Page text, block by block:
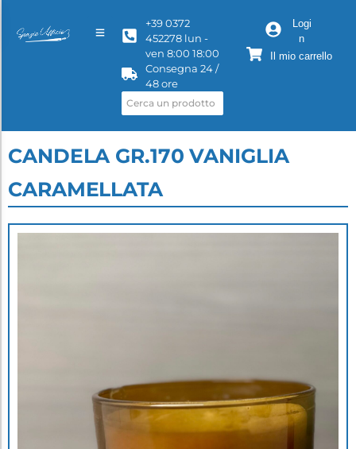
+39 0372
452278 lun -
ven 8:00 18:00
Consegna 24 /
48 ore
Logi
n
Il mio carrello
CANDELA GR.170 VANIGLIA
CARAMELLATA